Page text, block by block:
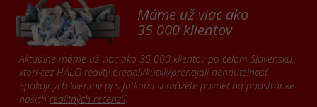
Máme už viac ako
35 000 klientov
Aktuálne máme už viac ako 35 000 klientov po celom Slovensku,
ktorí cez HALO reality predali/kúpili/prenajali nehnuteľnosť.
Spokojných klientov aj s fotkami si môžete pozrieť na podstránke
našich realitných recenzií.